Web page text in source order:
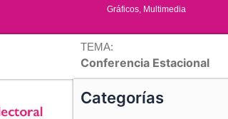
Gráficos Multimedia
TEMA:
Conferencia Estacional
Categorías